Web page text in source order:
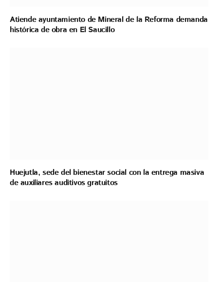
Atiende ayuntamiento de Mineral de la Reforma demanda
histórica de obra en El Saucillo
Huejutla, sede del bienestar social con la entrega masiva
de auxiliares auditivos gratuitos